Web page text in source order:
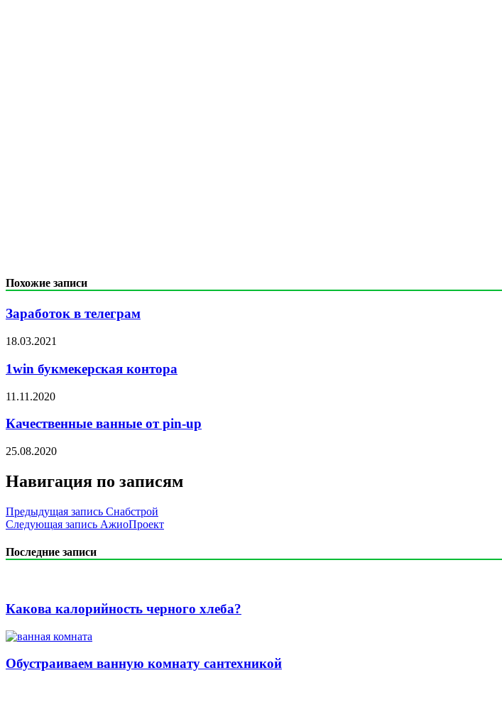
Похожие записи
Заработок в телеграм
18.03.2021
1win букмекерская контора
11.11.2020
Качественные ванные от pin-up
25.08.2020
Навигация по записям
Предыдущая запись Снабстрой
Следующая запись АжиоПроект
Последние записи
Какова калорийность черного хлеба?
Обустраиваем ванную комнату сантехникой